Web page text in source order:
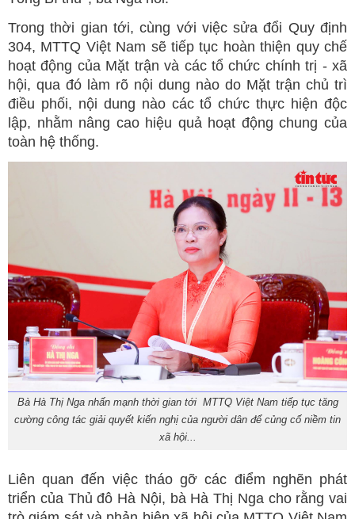
Trong thời gian tới, cùng với việc sửa đổi Quy định
304, MTTQ Việt Nam sẽ tiếp tục hoàn thiện quy chế
hoạt động của Mặt trận và các tổ chức chính trị - xã
hội, qua đó làm rõ nội dung nào do Mặt trận chủ trì
điều phối, nội dung nào các tổ chức thực hiện độc
lập, nhằm nâng cao hiệu quả hoạt động chung của
toàn hệ thống.
Bà Hà Thị Nga nhấn mạnh thời gian tới MTTQ Việt Nam tiếp tục tăng
cường công tác giải quyết kiến nghị của người dân để củng cố niềm tin
xã hội...
Liên quan đến việc tháo gỡ các điểm nghẽn phát
triển của Thủ đô Hà Nội, bà Hà Thị Nga cho rằng vai